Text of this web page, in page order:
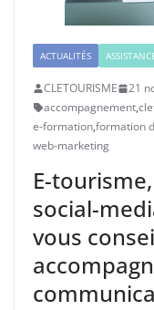
ACTUALITÉS
CLETOURISME
21
accompagnement,
e-formation,formation
web-marketing
E-
social-
vous